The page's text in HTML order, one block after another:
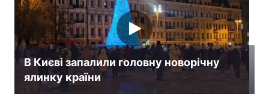
В Києві запалили головну новорічну
ялинку країни